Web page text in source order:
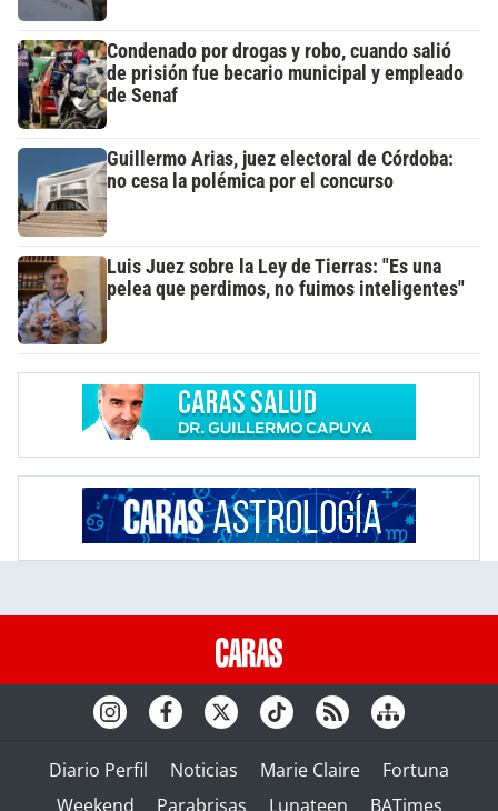
Condenado por drogas y robo, cuando salió
de prisión fue becario municipal y empleado
de Senaf
Guillermo Arias, juez electoral de Córdoba:
no cesa la polémica por el concurso
Luis Juez sobre la Ley de Tierras: "Es una
pelea que perdimos, no fuimos inteligentes"
Diario Perfil Noticias Marie Claire
Fortuna
Weekend
Parabrisas Lunateen BATimes